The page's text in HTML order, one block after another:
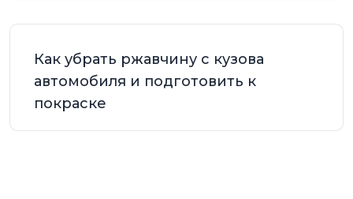
Как убрать ржавчину с кузова
автомобиля и подготовить к
покраске